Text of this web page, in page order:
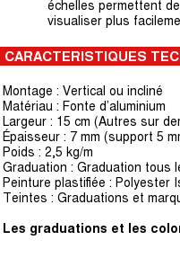
échelles permettent
visualiser plus
CARACTERISTIQUES
Montage : Vertical ou incliné
Matériau : Fonte d’aluminium
Largeur : 15 cm (Autres sur
Épaisseur : 7 mm (support 5
Poids : 2,5 kg/m
Graduation : Graduation tous
Peinture plastifiée : Polyester
Teintes : Graduations et
Les graduations et les